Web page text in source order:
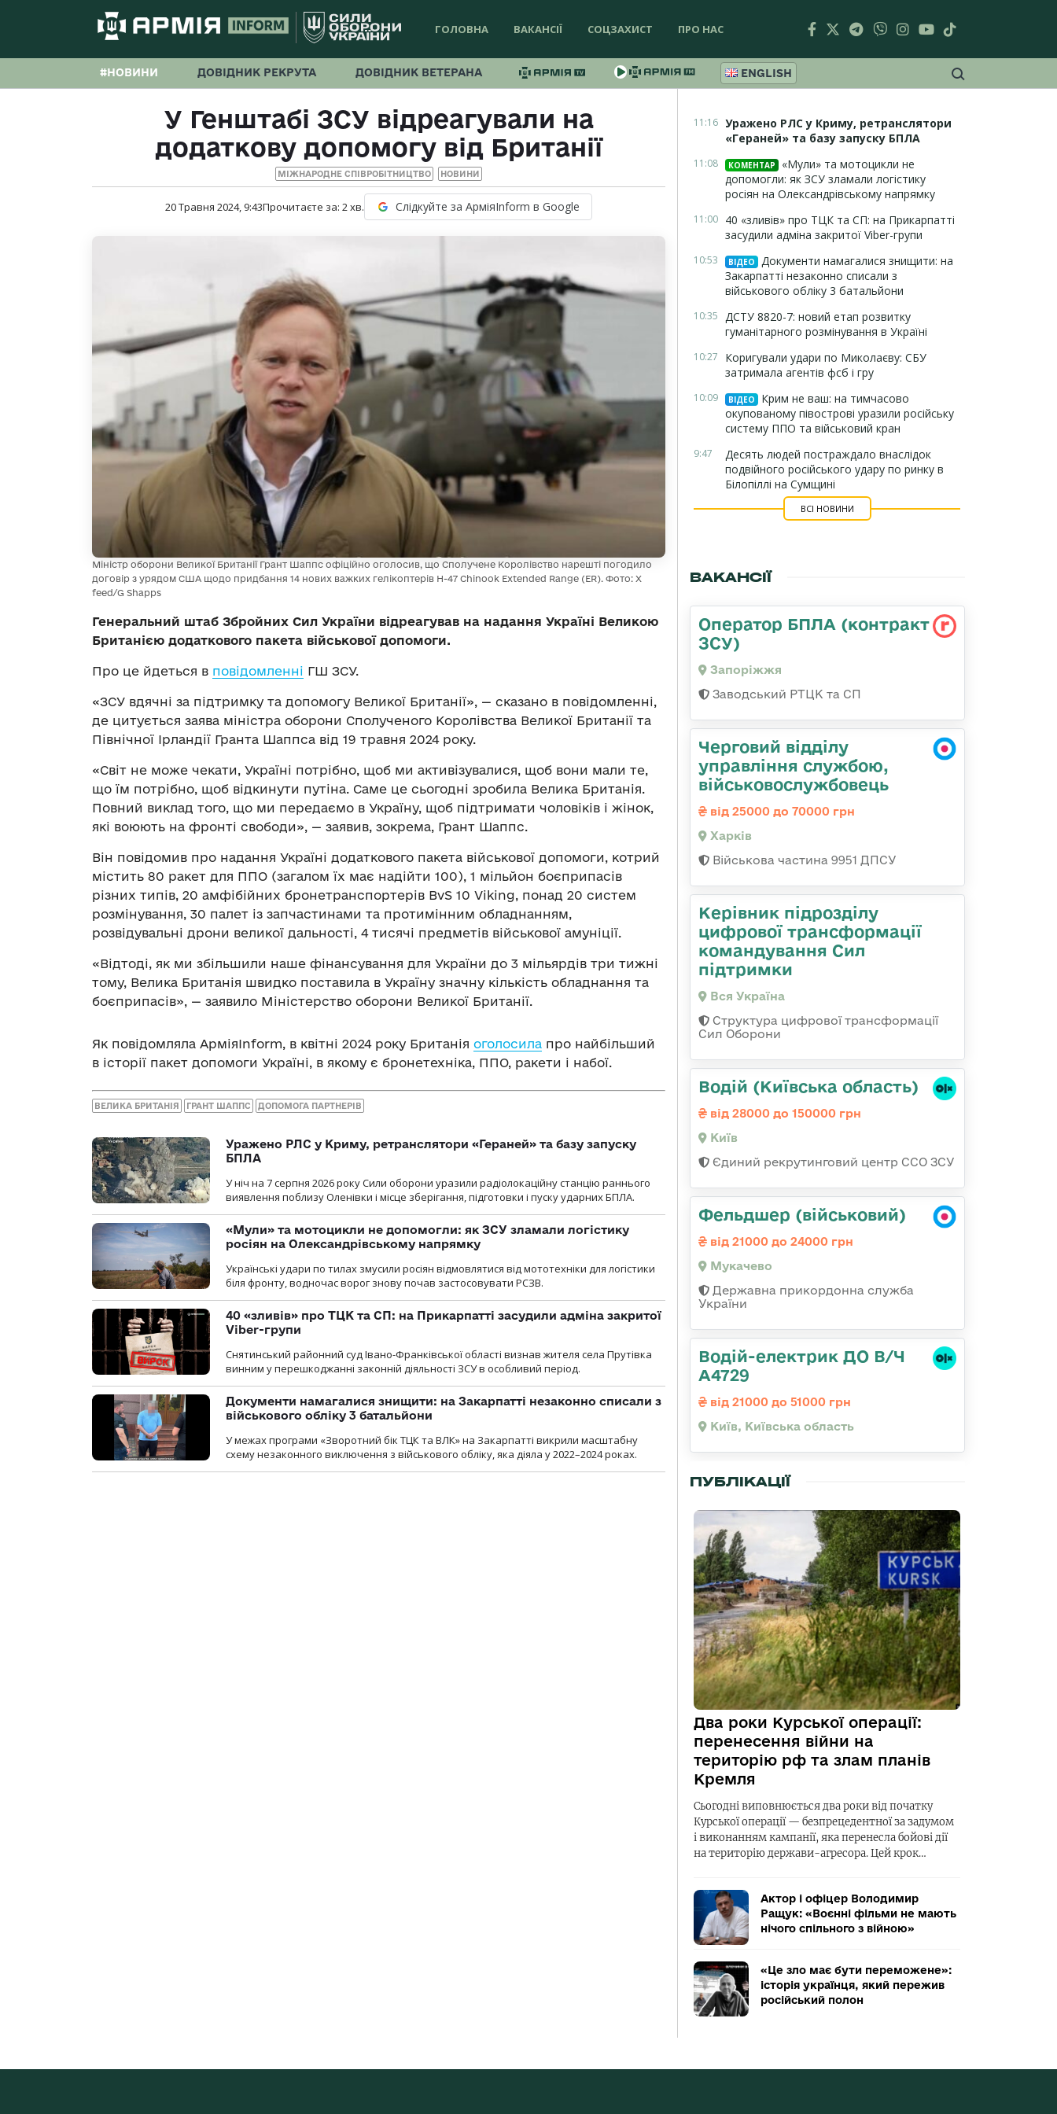
ГОЛОВНА ВАКАНСІЇ СОЦЗАХИСТ ПРО НАС
#НОВИНИ ДОВІДНИК РЕКРУТА ДОВІДНИК ВЕТЕРАНА ENGLISH
У Генштабі ЗСУ відреагували на
додаткову допомогу від Британії
МІЖНАРОДНЕ СПІВРОБІТНИЦТВО НОВИНИ
20 Травня 2024, 9:43Прочитаєте за: 2хв. Слідкуйте за АрміяInform в Google
Міністр оборони Великої Британії Грант Шаппс офіційно оголосив, що Сполучене Королівство нарешті погодило
договір з урядом США щодо придбання 14 нових важких гелікоптерів H-47 Chinook Extended Range (ER). Фото: X
feed/G Shapps
Генеральний штаб Збройних Сил України відреагував на надання Україні Великою
Британією додаткового пакета військової допомоги.
Про це йдеться в повідомленні ГШ ЗСУ.
«ЗСУ вдячні за підтримку та допомогу Великої Британії», — сказано в повідомленні,
де цитується заява міністра оборони Сполученого Королівства Великої Британії та
Північної Ірландії Гранта Шаппса від 19 травня 2024 року.
«Світ не може чекати, Україні потрібно, щоб ми активізувалися, щоб вони мали те,
що їм потрібно, щоб відкинути путіна. Саме це сьогодні зробила Велика Британія.
Повний виклад того, що ми передаємо в Україну, щоб підтримати чоловіків і жінок,
які воюють на фронті свободи», — заявив, зокрема, Грант Шаппс.
Він повідомив про надання Україні додаткового пакета військової допомоги, котрий
містить 80 ракет для ППО (загалом їх має надійти 100), 1 мільйон боєприпасів
різних типів, 20 амфібійних бронетранспортерів BvS 10 Viking, понад 20 систем
розмінування, 30 палет із запчастинами та протимінним обладнанням,
розвідувальні дрони великої дальності, 4 тисячі предметів військової амуніції.
«Відтоді, як ми збільшили наше фінансування для України до 3 мільярдів три тижні
тому, Велика Британія швидко поставила в Україну значну кількість обладнання та
боєприпасів», — заявило Міністерство оборони Великої Британії.
Як повідомляла АрміяInform, в квітні 2024 року Британія оголосила про найбільший
в історії пакет допомоги Україні, в якому є бронетехніка, ППО, ракети і набої.
ВЕЛИКА БРИТАНІЯ ГРАНТ ШАППС ДОПОМОГА ПАРТНЕРІВ
Уражено РЛС у Криму, ретранслятори «Гераней» та базу запуску
БПЛА
У ніч на 7 серпня 2026 року Сили оборони уразили радіолокаційну станцію раннього
виявлення поблизу Оленівки і місце зберігання, підготовки і пуску ударних БПЛА.
«Мули» та мотоцикли не допомогли: як ЗСУ зламали логістику
росіян на Олександрівському напрямку
Українські удари по тилах змусили росіян відмовлятися від мототехніки для логістики
біля фронту, водночас ворог знову почав застосовувати РСЗВ.
40 «зливів» про ТЦК та СП: на Прикарпатті засудили адміна закритої
Viber-групи
Снятинський районний суд Івано-Франківської області визнав жителя села Прутівка
винним у перешкоджанні законній діяльності ЗСУ в особливий період.
Документи намагалися знищити: на Закарпатті незаконно списали з
військового обліку 3 батальйони
У межах програми «Зворотний бік ТЦК та ВЛК» на Закарпатті викрили масштабну
схему незаконного виключення з військового обліку, яка діяла у 2022–2024 роках.
11:16 Уражено РЛС у Криму, ретранслятори
«Гераней» та базу запуску БПЛА
11:08 КОМЕНТАР
«Мули» та мотоцикли не
допомогли: як ЗСУ зламали логістику
росіян на Олександрівському напрямку
11:00 40 «зливів» про ТЦК та СП: на Прикарпатті
засудили адміна закритої Viber-групи
10:53 ВІДЕО
Документи намагалися знищити: на
Закарпатті незаконно списали з
військового обліку 3 батальйони
10:35 ДСТУ 8820-7: новий етап розвитку
гуманітарного розмінування в Україні
10:27
Коригували удари по Миколаєву: СБУ
затримала агентів фсб і гру
10:09 ВІДЕО
Крим не ваш: на тимчасово
окупованому півострові уразили російську
систему ППО та військовий кран
9:47
Десять людей постраждало внаслідок
подвійного російського удару по ринку в
Білопіллі на Сумщині
ВСІ НОВИНИ
ВАКАНСІЇ
Оператор БПЛА (контракт
ЗСУ)
Запоріжжя
Заводський РТЦК та СП
Черговий відділу
управління службою,
військовослужбовець
від 25000 до 70000 грн
Харків
Військова частина 9951 ДПСУ
Керівник підрозділу
цифрової трансформації
командування Сил
підтримки
Вся Україна
Структура цифрової трансформації
Сил Оборони
Водій (Київська область)
від 28000 до 150000 грн
Київ
Єдиний рекрутинговий центр ССО ЗСУ
Фельдшер (військовий)
від 21000 до 24000 грн
Мукачево
Державна прикордонна служба
України
Водій-електрик ДО В/Ч
А4729
від 21000 до 51000 грн
Київ, Київська область
ПУБЛІКАЦІЇ
Два роки Курської операції:
перенесення війни на
територію рф та злам планів
Кремля
Сьогодні виповнюється два роки від початку
Курської операції — безпрецедентної за задумом
і виконанням кампанії, яка перенесла бойові дії
на територію держави-агресора. Цей крок…
Актор і офіцер Володимир
Ращук: «Воєнні фільми не мають
нічого спільного з війною»
«Це зло має бути переможене»:
історія українця, який пережив
російський полон